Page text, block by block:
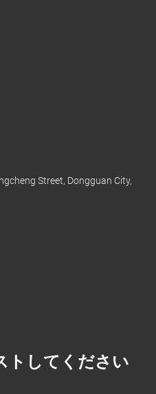
Street, Dongguan City,
トしてください